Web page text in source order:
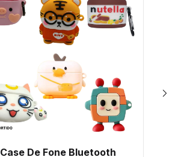
Case De Fone Bluetooth